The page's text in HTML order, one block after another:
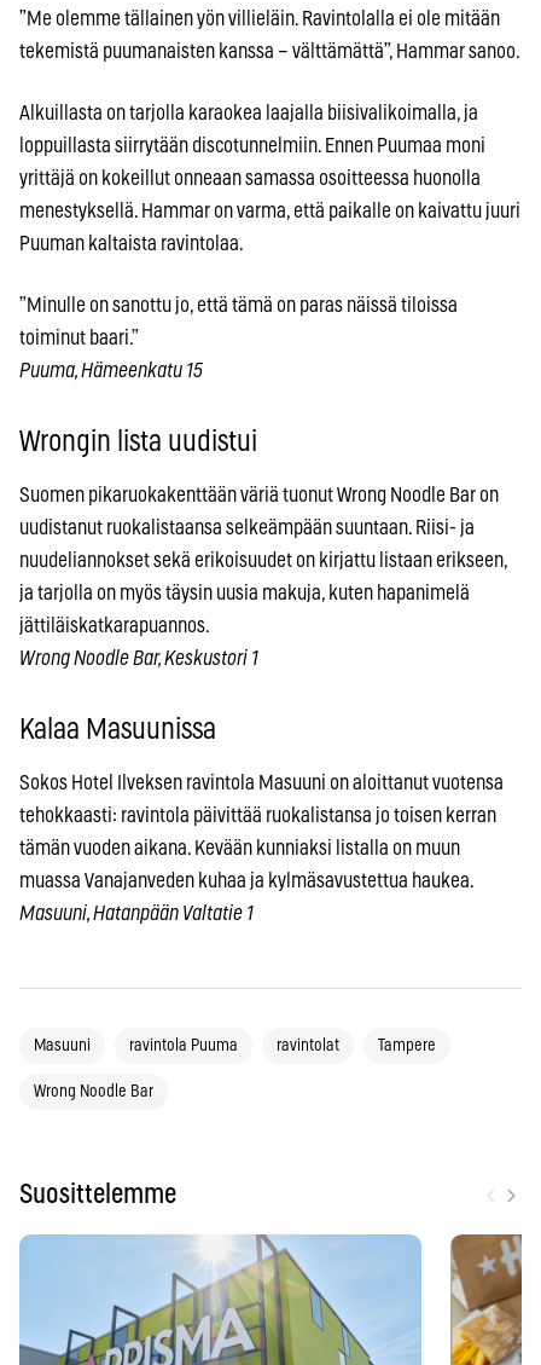
”Me olemme tällainen yön villieläin. Ravintolalla ei ole mitään
tekemistä puumanaisten kanssa – välttämättä”, Hammar sanoo.
Alkuillasta on tarjolla karaokea laajalla biisivalikoimalla, ja
loppuillasta siirrytään discotunnelmiin. Ennen Puumaa moni
yrittäjä on kokeillut onneaan samassa osoitteessa huonolla
menestyksellä. Hammar on varma, että paikalle on kaivattu juuri
Puuman kaltaista ravintolaa.
”Minulle on sanottu jo, että tämä on paras näissä tiloissa
toiminut baari.”
Puuma, Hämeenkatu 15
Wrongin lista uudistui
Suomen pikaruokakenttään väriä tuonut Wrong Noodle Bar on
uudistanut ruokalistaansa selkeämpään suuntaan. Riisi- ja
nuudeliannokset sekä erikoisuudet on kirjattu listaan erikseen,
ja tarjolla on myös täysin uusia makuja, kuten hapanimelä
jättiläiskatkarapuannos.
Wrong Noodle Bar, Keskustori 1
Kalaa Masuunissa
Sokos Hotel Ilveksen ravintola Masuuni on aloittanut vuotensa
tehokkaasti: ravintola päivittää ruokalistansa jo toisen kerran
tämän vuoden aikana. Kevään kunniaksi listalla on muun
muassa Vanajanveden kuhaa ja kylmäsavustettua haukea.
Masuuni, Hatanpään Valtatie 1
Masuuni ravintola Puuma ravintolat Tampere
Wrong Noodle Bar
Suosittelemme ›